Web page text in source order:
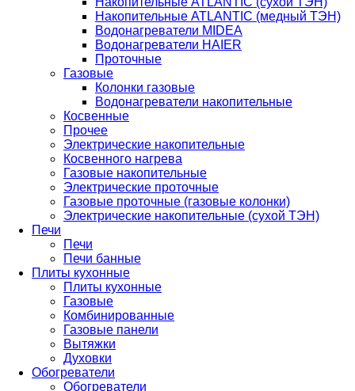
Накопительные ATLANTIC (медный ТЭН)
Водонагреватели MIDEA
Водонагреватели HAIER
Проточные
Газовые
Колонки газовые
Водонагреватели накопительные
Косвенные
Прочее
Электрические накопительные
Косвенного нагрева
Газовые накопительные
Электрические проточные
Газовые проточные (газовые колонки)
Электрические накопительные (сухой ТЭН)
Печи
Печи
Печи банные
Плиты кухонные
Плиты кухонные
Газовые
Комбинированные
Газовые панели
Вытяжки
Духовки
Обогреватели
Обогреватели